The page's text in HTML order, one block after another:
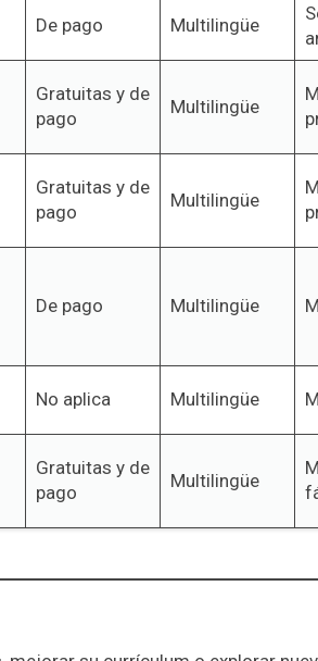
De pago Multilingüe
Gratuitas y de
pago
Multilingüe
Gratuitas y de
pago
Multilingüe
De pago Multilingüe
No aplica Multilingüe
Gratuitas y de
pago
Multilingüe